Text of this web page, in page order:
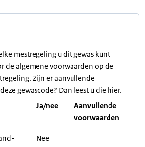
mestregeling u dit gewas kunt
de algemene voorwaarden op de
Zijn er aanvullende
gewascode? Dan leest u die hier.
Ja/nee
Aanvullende
voorwaarden
Nee